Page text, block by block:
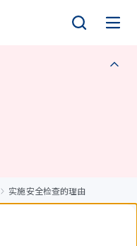
实施安全检查的理由